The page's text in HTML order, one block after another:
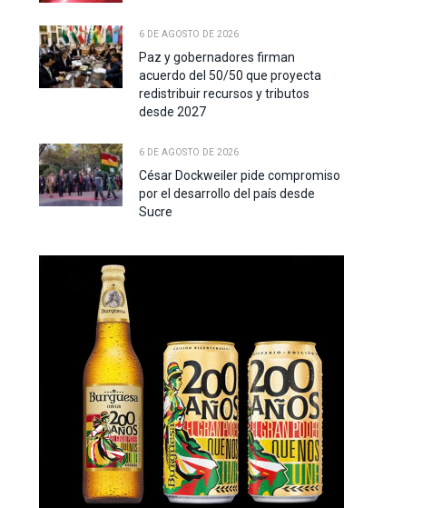
6 DE AGOSTO DE 2026
Paz y gobernadores firman
acuerdo del 50/50 que proyecta
redistribuir recursos y tributos
desde 2027
6 DE AGOSTO DE 2026
César Dockweiler pide compromiso
por el desarrollo del país desde
Sucre